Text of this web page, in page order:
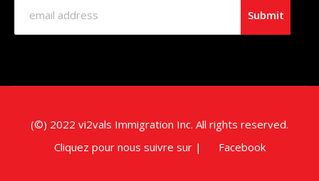
Submit
(©) 2022 vi2vals Immigration Inc. All rights reserved.
Cliquez pour nous suivre sur |
Facebook